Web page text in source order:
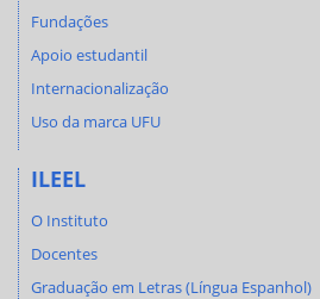
Fundações
Apoio estudantil
Internacionalização
Uso da marca UFU
ILEEL
O Instituto
Docentes
Graduação em Letras (Língua Espanhol)